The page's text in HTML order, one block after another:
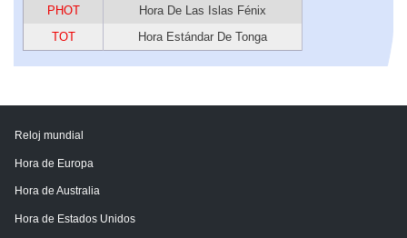
PHOT
Hora De Las Islas Fénix
TOT
Hora Estándar De Tonga
Reloj mundial
Hora de Europa
Hora de Australia
Hora de Estados Unidos